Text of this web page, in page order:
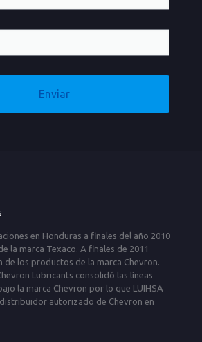
en Honduras a finales del año 2010
la marca Texaco. A finales de 2011
de los productos de la marca Chevron.
Lubricants consolidó las líneas
la marca Chevron por lo que LUIHSA
autorizado de Chevron en